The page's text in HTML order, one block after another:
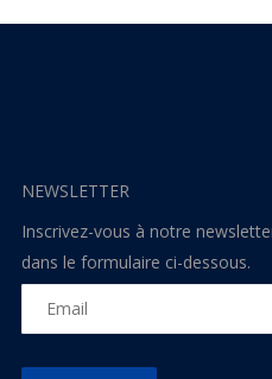
NEWSLETTER
Inscrivez-vous à notre
dans le formulaire ci-dessous.